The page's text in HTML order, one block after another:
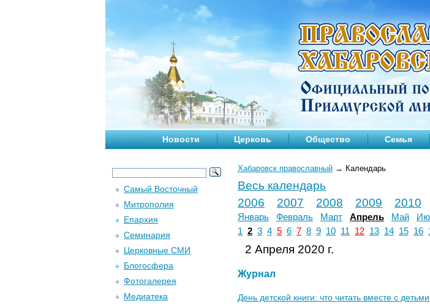
Новости Церковь Общество Семья
Хабаровск православный → Календарь
Весь календарь
2006
2007 2008 2009 2010
Январь Февраль Март Апрель Май
1 2 3 4 5 6 7 8 9 10 11 12 13 14 15 16
2 Апреля 2020 г.
Журнал
День детской книги: что читать вместе с детьми
Самый Восточный
Митрополия
Епархия
Семинария
Церковные СМИ
Блогосфера
Фотогалерея
Медиатека